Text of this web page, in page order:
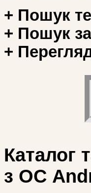
+ Пошук
+ Пошук
+
Каталог
з ОС